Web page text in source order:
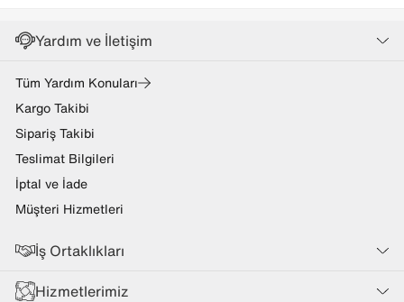
Yardım ve İletişim
Tüm Yardım Konuları
Kargo Takibi
Sipariş Takibi
Teslimat Bilgileri
İptal ve İade
Müşteri Hizmetleri
İş Ortaklıkları
Hizmetlerimiz